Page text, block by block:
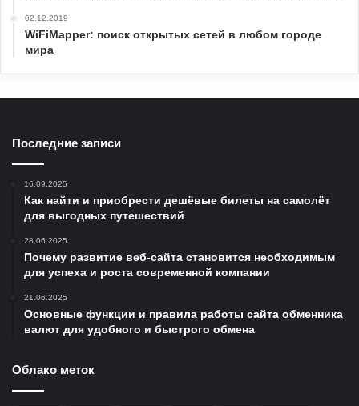
02.12.2019
WiFiMapper: поиск открытых сетей в любом городе
мира
Последние записи
16.09.2025
Как найти и приобрести дешёвые билеты на самолёт
для выгодных путешествий
28.06.2025
Почему развитие веб-сайта становится необходимым
для успеха и роста современной компании
21.06.2025
Основные функции и правила работы сайта обменника
валют для удобного и быстрого обмена
Облако меток